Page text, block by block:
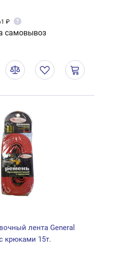
₽ ?
самовывоз
лента General
крюками 15т.